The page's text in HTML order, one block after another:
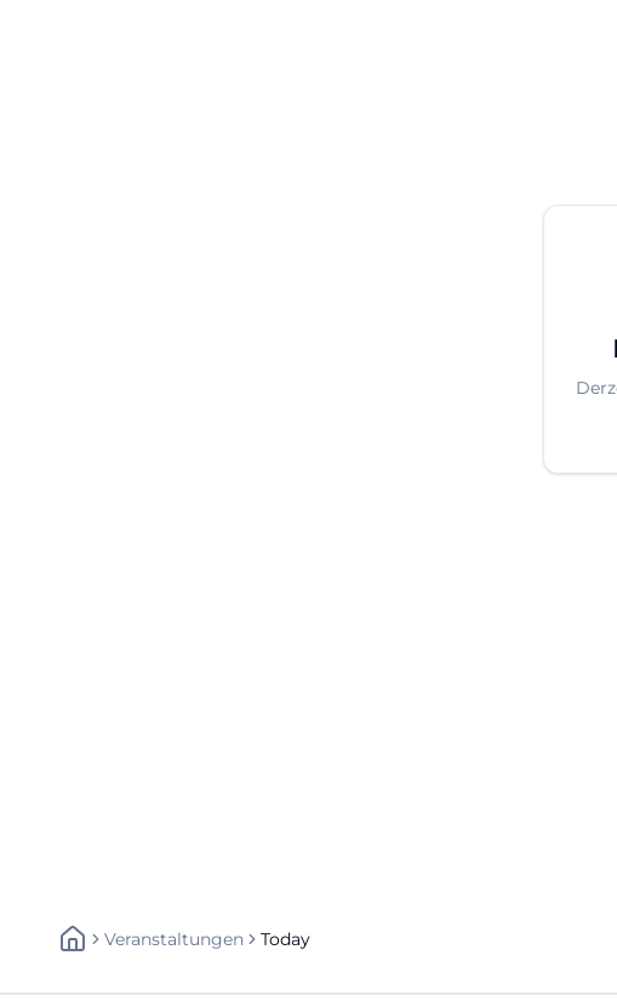
Veranstaltungen Today